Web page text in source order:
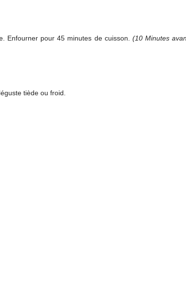
Enfourner pour 45 minutes de cuisson. (10 Minutes
tiède ou froid.